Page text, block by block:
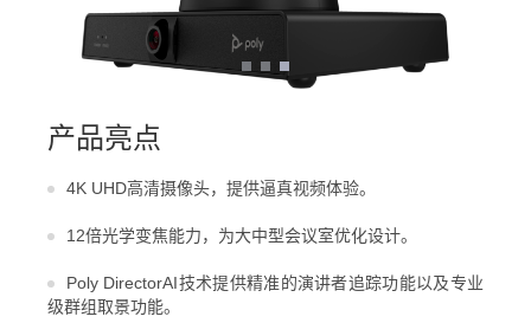
产品亮点
4K UHD高清摄像头，提供逼真视频体验。
12倍光学变焦能力，为大中型会议室优化设计。
Poly DirectorAI技术提供精准的演讲者追踪功能以及专业
级群组取景功能。